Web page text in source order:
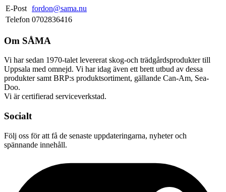
E-Post fordon@sama.nu
Telefon 0702836416
Om SÅMA
Vi har sedan 1970-talet levererat skog-och trädgårdsprodukter till
Uppsala med omnejd. Vi har idag även ett brett utbud av dessa
produkter samt BRP:s produktsortiment, gällande Can-Am, Sea-
Doo.
Vi är certifierad serviceverkstad.
Socialt
Följ oss för att få de senaste uppdateringarna, nyheter och
spännande innehåll.